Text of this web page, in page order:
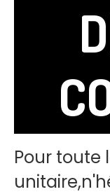
Pour toute